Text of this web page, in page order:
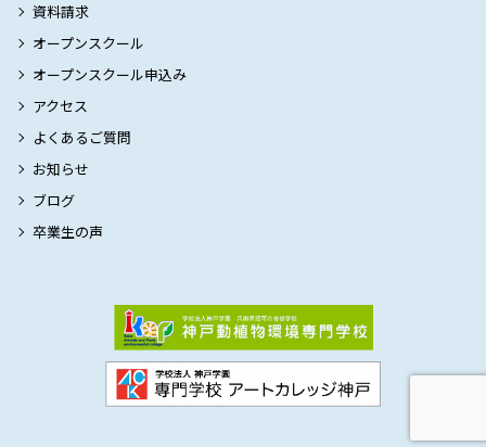
資料請求
オープンスクール
オープンスクール申込み
アクセス
よくあるご質問
お知らせ
ブログ
卒業生の声